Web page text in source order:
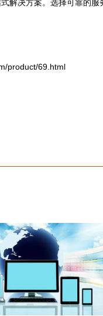
解决方案。选择可靠的
product/69.html